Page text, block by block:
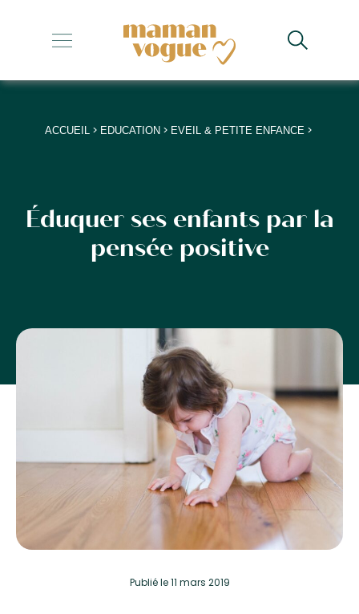
+
+
+
+
ACCUEIL> EDUCATION> EVEIL & PETITE ENFANCE>
Éduquer ses enfants par la
pensée positive
Publiéle 11 mars 2019